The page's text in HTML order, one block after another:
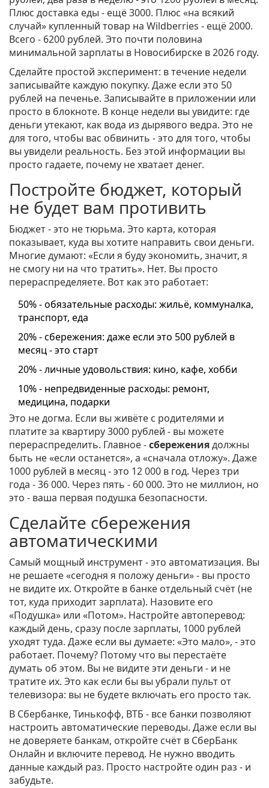
Плюс доставка еды - ещё 3000. Плюс «на всякий
случай» купленный товар на Wildberries - ещё 2000.
Всего - 6200 рублей. Это почти половина
минимальной зарплаты в Новосибирске в 2026 году.
Сделайте простой эксперимент: в течение недели
записывайте каждую покупку. Даже если это 50
рублей на печенье. Записывайте в приложении или
просто в блокноте. В конце недели вы увидите: где
деньги утекают, как вода из дырявого ведра. Это не
для того, чтобы вас обвинить - это для того, чтобы
вы увидели реальность. Без этой информации вы
просто гадаете, почему не хватает денег.
Постройте бюджет, который
не будет вам противить
Бюджет - это не тюрьма. Это карта, которая
показывает, куда вы хотите направить свои деньги.
Многие думают: «Если я буду экономить, значит, я
не смогу ни на что тратить». Нет. Вы просто
перераспределяете. Вот как это работает:
50% - обязательные расходы: жильё, коммуналка,
транспорт, еда
20% - сбережения: даже если это 500 рублей в
месяц - это старт
20% - личные удовольствия: кино, кафе, хобби
10% - непредвиденные расходы: ремонт,
медицина, подарки
Это не догма. Если вы живёте с родителями и
платите за квартиру 3000 рублей - вы можете
перераспределить. Главное -сбережениядолжны
быть не «если останется», а «сначала отложу». Даже
1000 рублей в месяц - это 12 000 в год. Через три
года - 36 000. Через пять - 60 000. Это не миллион, но
это - ваша первая подушка безопасности.
Сделайте сбережения
автоматическими
Самый мощный инструмент - это автоматизация. Вы
не решаете «сегодня я положу деньги» - вы просто
не видите их. Откройте в банке отдельный счёт (не
тот, куда приходит зарплата). Назовите его
«Подушка» или «Потом». Настройте автоперевод:
каждый день, сразу после зарплаты, 1000 рублей
уходят туда. Даже если вы думаете: «Это мало», - это
работает. Почему? Потому что вы перестаёте
думать об этом. Вы не видите эти деньги - и не
тратите их. Это как если бы вы убрали пульт от
телевизора: вы не будете включать его просто так.
В Сбербанке, Тинькофф, ВТБ - все банки позволяют
настроить автоматические переводы. Даже если вы
не доверяете банкам, откройте счёт в СберБанк
Онлайн и включите перевод. Не нужно вводить
данные каждый раз. Просто настройте один раз - и
забудьте.